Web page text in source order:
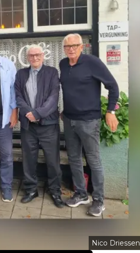
Nico Driessen